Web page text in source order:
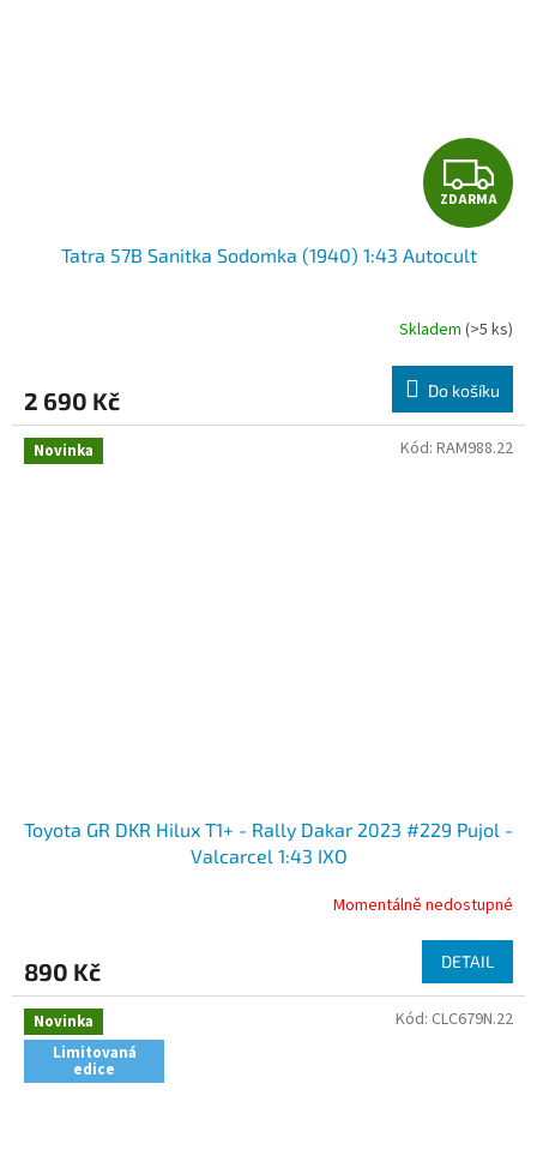
Z
D
R
M
A
ZDARMA
Tatra 57B Sanitka Sodomka (1940) 1:43 Autocult
Skladem (>5 ks)
2 690 Kč Do košíku
Novinka
Toyota GR DKR Hilux T1+ - Rally Dakar 2023 #229 Pujol -
Valcarcel 1:43 IXO
Momentálně nedostupné
890 Kč DETAIL
Kód: RAM988.22
Novinka
Limitovaná
edice
Kód: CLC679N.22